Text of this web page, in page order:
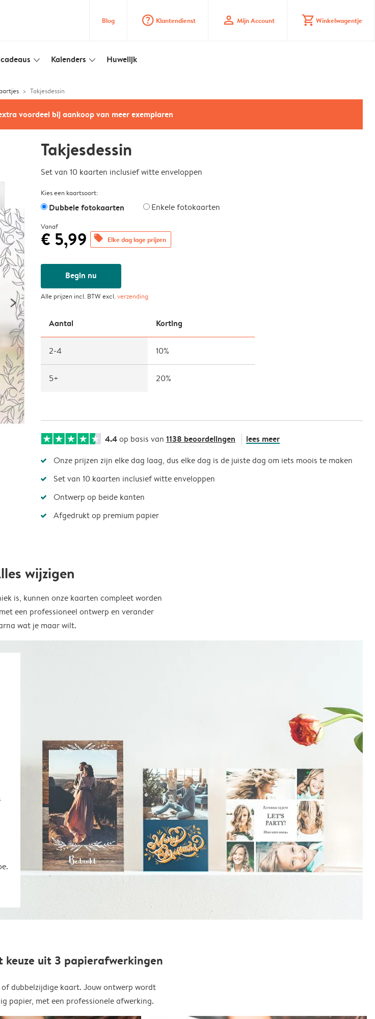
Blog question_mark_circle Klantendienst profile Mijn Account shopping_cart Winkelwagentje
slim_arrow_down Kalenders slim_arrow_down Huwelijk
Takjesdessin
voordeel bij aankoop van meer exemplaren
Takjesdessin
Set van 10 kaarten inclusief witte enveloppen
Kies een kaartsoort:
Dubbele fotokaarten Enkele fotokaarten
Vanaf
€ 5,99 offers Elke dag lage prijzen
Begin nu
Alle prijzen incl. BTW excl.verzending
Aantal Korting
2-4 10%
5+ 20%
4.4op basis van 1138 beoordelingen lees meer
Onze prijzen zijn elke dag laag, dus elke dag is de juiste dag om iets moois te maken
Set van 10 kaarten inclusief witte enveloppen
Ontwerp op beide kanten
Afgedrukt op premium papier
wijzigen
is, kunnen onze kaarten compleet worden
een professioneel ontwerp en verander
wat je maar wilt.
keuze uit 3 papierafwerkingen
dubbelzijdige kaart. Jouw ontwerp wordt
papier, met een professionele afwerking.